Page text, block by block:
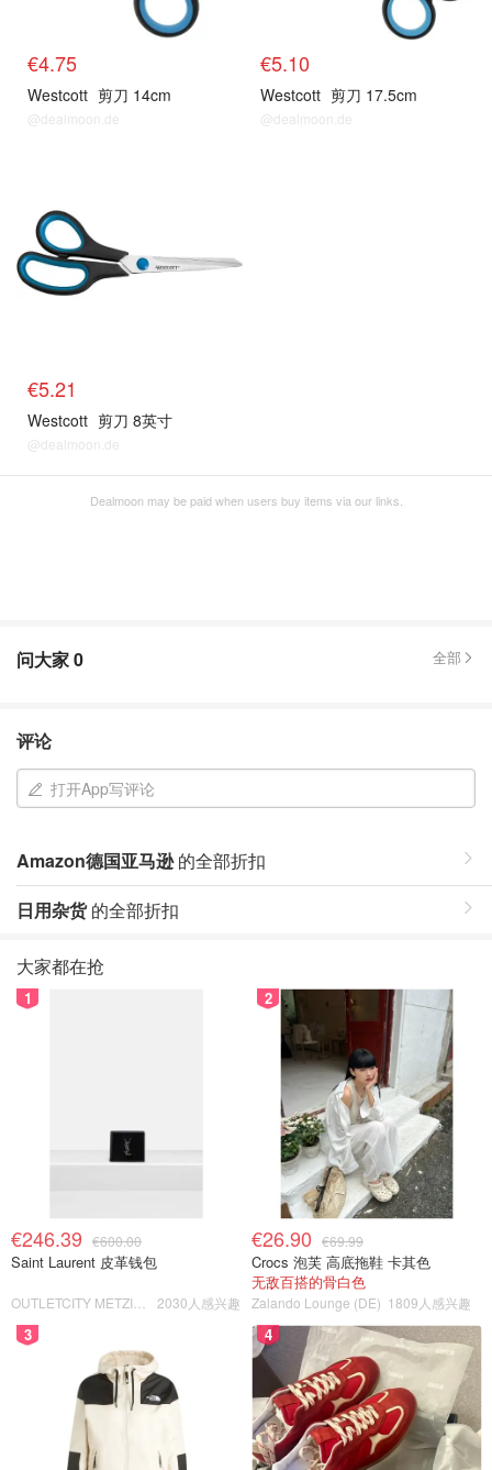
€4.75
Westcott 剪刀 14cm
@dealmoon.de
€5.10
Westcott 剪刀 17.5cm
@dealmoon.de
€5.21
Westcott 剪刀 8英寸
@dealmoon.de
Dealmoon may be paid when users buy items via our links.
问大家0 全部
评论
打开App写评论
Amazon德国亚马逊的全部折扣
日用杂货的全部折扣
大家都在抢
1
€246.39 €600.00
Saint Laurent 皮革钱包
2030人感兴趣
2
€26.90 €69.99
Crocs 泡芙 高底拖鞋 卡其色
无敌百搭的骨白色
Zalando Lounge (DE) 1809人感兴趣
3 4